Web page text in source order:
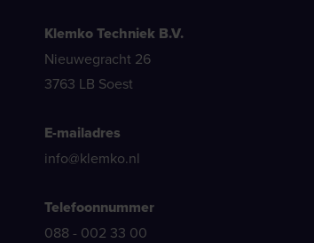
Klemko Techniek B.V.
Nieuwegracht 26
3763 LB Soest
E-mailadres
info@klemko.nl
Telefoonnummer
088 - 002 33 00